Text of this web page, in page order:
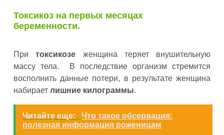
Токсикоз на первых месяцах
беременности.
Притоксикозе женщина теряет внушительную
массу тела. В последствие организм стремится
восполнить данные потери, в результате женщина
набирает лишние килограммы.
Читайте еще:
Что такое обсервация:
полезная информация роженицам